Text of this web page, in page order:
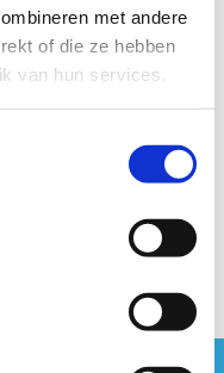
met andere
of die ze hebben
van hun services.